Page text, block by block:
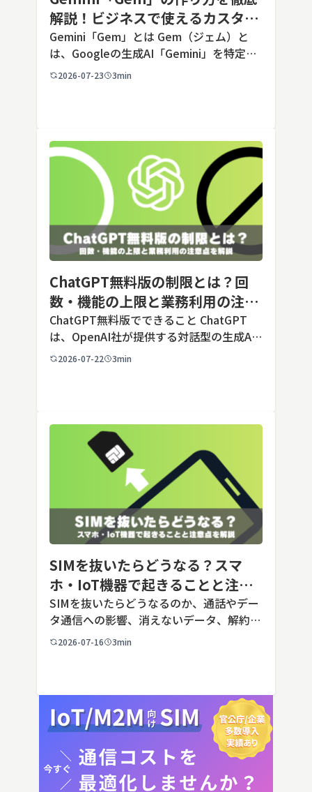
解説！ビジネスで使えるカスタム
AIの設定手順と活用例
Gemini「Gem」とは Gem（ジェム）と
は、Googleの生成AI「Gemini」を特定の
用途に合わせてカスタマイズできる機能で
2026-07-23 3min
ChatGPT無料版の制限とは？回
数・機能の上限と業務利用の注意
点を解説【2026年最新】
ChatGPT無料版でできること ChatGPT
は、OpenAI社が提供する対話型の生成AI
サービスです。アカウントを登録すれば無
2026-07-22 3min
SIMを抜いたらどうなる？スマ
ホ・IoT機器で起きることと注意
点を解説
SIMを抜いたらどうなるのか、通話やデー
タ通信への影響、消えないデータ、解約や
端末譲渡時の注意点を整理。さらに法人・
2026-07-16 3min